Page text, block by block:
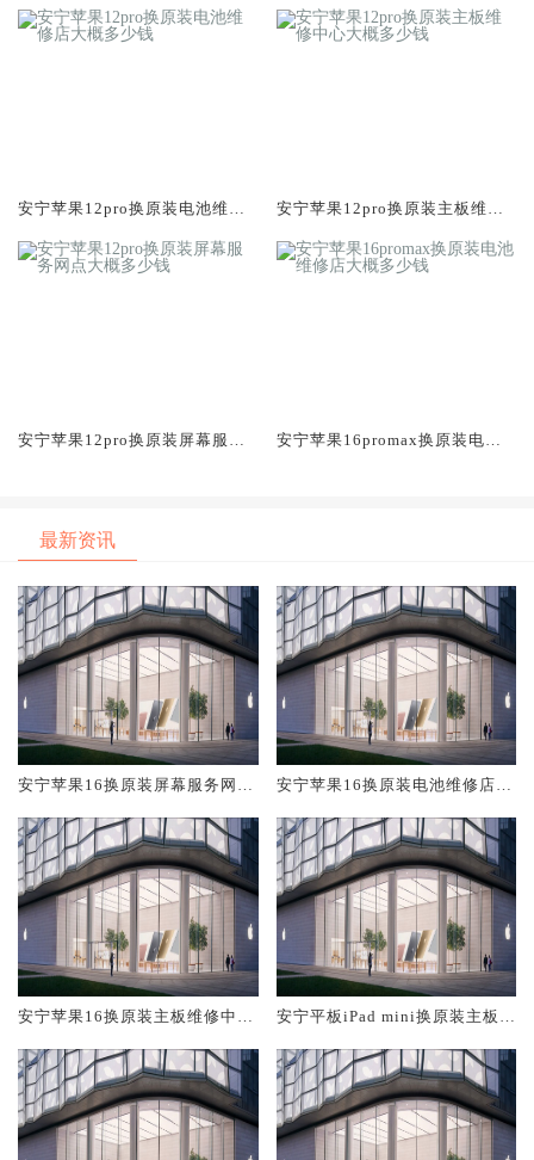
安宁苹果12pro换原装电池维修
安宁苹果12pro换原装主板维修
安宁苹果12pro换原装屏幕服务
安宁苹果16promax换原装电池
最新资讯
安宁苹果16换原装屏幕服务网点
安宁苹果16换原装电池维修店大
安宁苹果16换原装主板维修中心
安宁平板iPad mini换原装主板维